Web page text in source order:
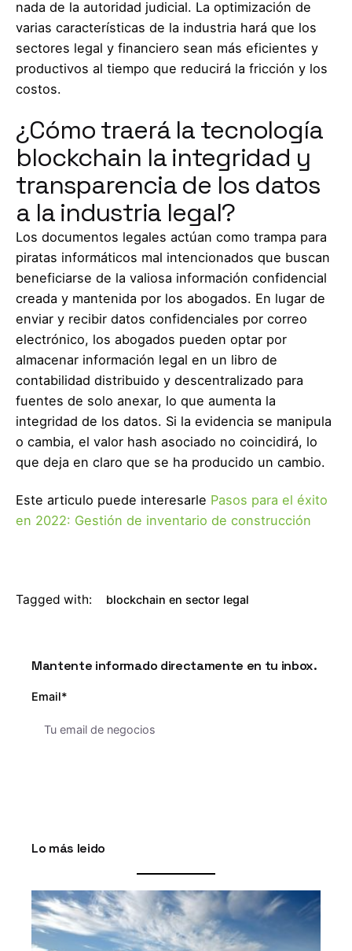
nada de la autoridad judicial. La optimización de
varias características de la industria hará que los
sectores legal y financiero sean más eficientes y
productivos al tiempo que reducirá la fricción y los
costos.
¿Cómo traerá la tecnología
blockchain la integridad y
transparencia de los datos
a la industria legal?
Los documentos legales actúan como trampa para
piratas informáticos mal intencionados que buscan
beneficiarse de la valiosa información confidencial
creada y mantenida por los abogados. En lugar de
enviar y recibir datos confidenciales por correo
electrónico, los abogados pueden optar por
almacenar información legal en un libro de
contabilidad distribuido y descentralizado para
fuentes de solo anexar, lo que aumenta la
integridad de los datos. Si la evidencia se manipula
o cambia, el valor hash asociado no coincidirá, lo
que deja en claro que se ha producido un cambio.
Este articulo puede interesarle Pasos para el éxito
en 2022: Gestión de inventario de construcción
Tagged with: blockchain en sector legal
Mantente informado directamente en tu inbox.
Email*
Lo más leido